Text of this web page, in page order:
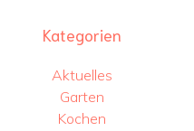
Kategorien
Aktuelles
Garten
Kochen